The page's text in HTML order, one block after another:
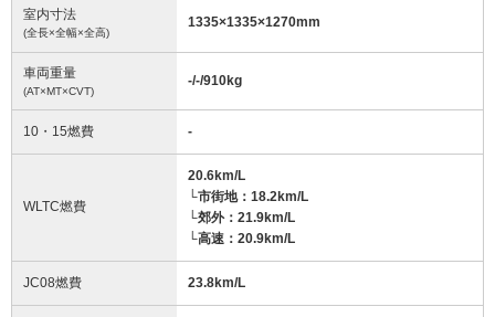
室内寸法
(全長×全幅×全高)
1335×1335×1270mm
車両重量
(AT×MT×CVT)
-/-/910kg
10・15燃費 -
WLTC燃費
20.6km/L
└市街地：18.2km/L
└郊外：21.9km/L
└高速：20.9km/L
JC08燃費 23.8km/L